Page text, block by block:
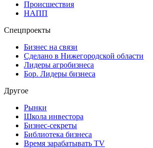
Происшествия
НАПП
Спецпроекты
Бизнес на связи
Сделано в Нижегородской области
Лидеры агробизнеса
Бор. Лидеры бизнеса
Другое
Рынки
Школа инвестора
Бизнес-секреты
Библиотека бизнеса
Время зарабатывать TV